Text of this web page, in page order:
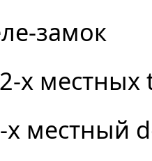
замок
местных
местный